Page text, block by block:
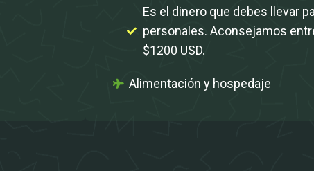
Es el dinero que debes llevar
personales. Aconsejamos
$1200 USD.
Alimentación y hospedaje